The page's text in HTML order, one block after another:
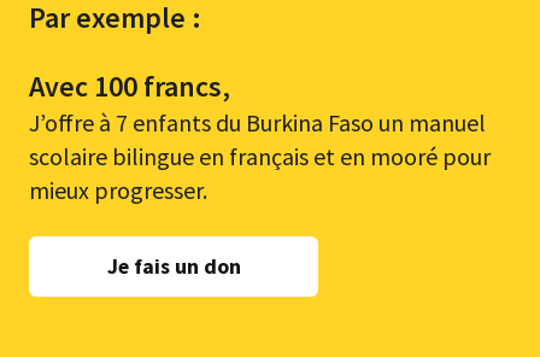
Par exemple :
Avec 100 francs,
J’offre à 7 enfants du Burkina Faso un manuel
scolaire bilingue en français et en mooré pour
mieux progresser.
Je fais un don